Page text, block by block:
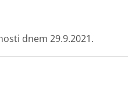
dnem 29.9.2021.